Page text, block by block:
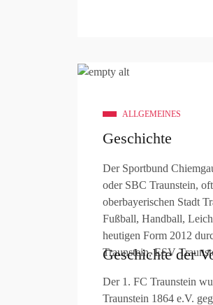
ALLGEMEINES
Geschichte
Der Sportbund
oder SBC Traunstein,
oberbayerischen Stadt
Fußball, Handball,
heutigen Form 2012
Traunstein, ESV
Geschichte der
Der 1. FC Traunstein
Traunstein 1864 e.V.